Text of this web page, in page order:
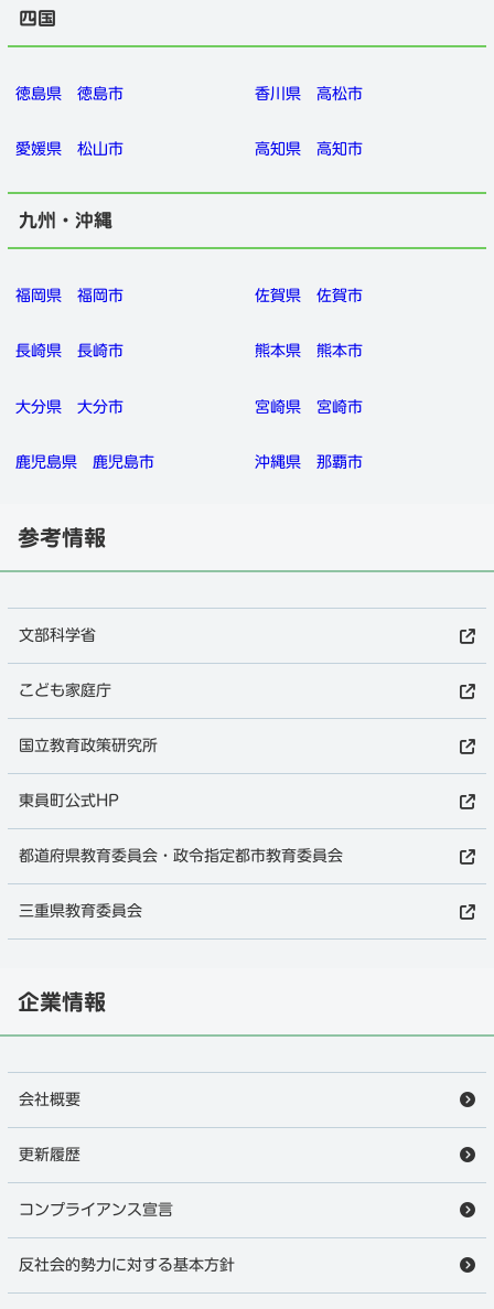
四国
徳島県 徳島市 香川県 高松市
愛媛県 松山市 高知県 高知市
九州・沖縄
福岡県 福岡市 佐賀県 佐賀市
長崎県 長崎市 熊本県 熊本市
大分県 大分市 宮崎県 宮崎市
鹿児島県 鹿児島市 沖縄県 那覇市
参考情報
文部科学省
こども家庭庁
国立教育政策研究所
東員町公式HP
都道府県教育委員会・政令指定都市教育委員会
三重県教育委員会
企業情報
会社概要
更新履歴
コンプライアンス宣言
反社会的勢力に対する基本方針